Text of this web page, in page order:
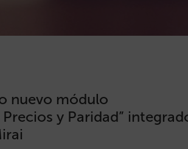
nuevo módulo
y Paridad”